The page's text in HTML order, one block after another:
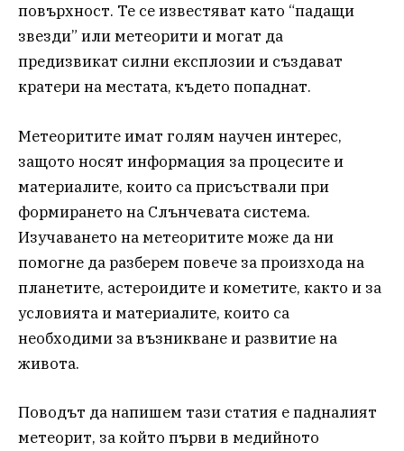
повърхност. Те се известяват като “падащи
звезди” или метеорити и могат да
предизвикат силни експлозии и създават
кратери на местата, където попаднат.
Метеоритите имат голям научен интерес,
защото носят информация за процесите и
материалите, които са присъствали при
формирането на Слънчевата система.
Изучаването на метеоритите може да ни
помогне да разберем повече за произхода на
планетите, астероидите и кометите, както и за
условията и материалите, които са
необходими за възникване и развитие на
живота.
Поводът да напишем тази статия е падналият
метеорит, за който първи в медийното